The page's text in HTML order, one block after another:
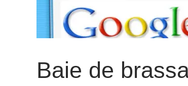
Baie de